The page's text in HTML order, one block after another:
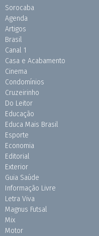
Sorocaba
Agenda
Artigos
Brasil
Canal 1
Casa e Acabamento
Cinema
Condomínios
Cruzeirinho
Do Leitor
Educação
Educa Mais Brasil
Esporte
Economia
Editorial
Exterior
Guia Saúde
Informação Livre
Letra Viva
Magnus Futsal
Mix
Motor